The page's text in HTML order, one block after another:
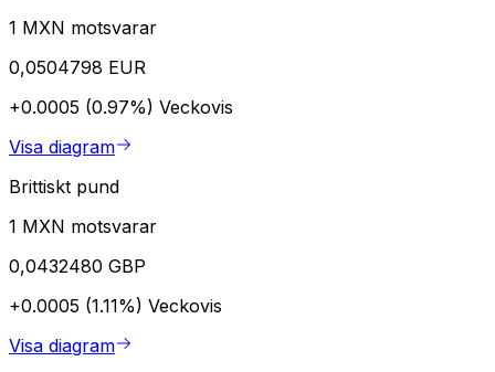
1 MXN motsvarar
0,0504798 EUR
+0.0005 (0.97%) Veckovis
Visa diagram
Brittiskt pund
1 MXN motsvarar
0,0432480 GBP
+0.0005 (1.11%) Veckovis
Visa diagram